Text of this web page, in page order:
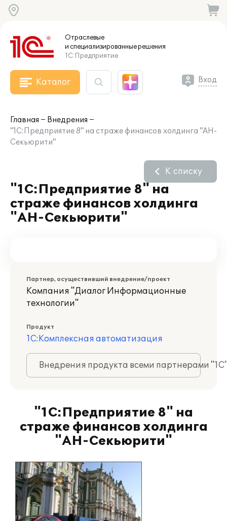
Отраслевые
и специализированныерешения
1С:Предприятие
Каталог Вход
Главная
Внедрения
"1С:Предприятие 8" на страже финансов холдинга "АН-
Секьюрити"
"1С:Предприятие 8" на
страже финансов холдинга
"АН-Секьюрити"
К списку
Партнер, осуществивший внедрение/проект
Компания "Диалог Информационные
технологии"
Продукт
1С:Комплексная автоматизация
Внедрения продукта всеми партнерами
"1С:Предприятие 8" на
страже финансов холдинга
"АН-Секьюрити"